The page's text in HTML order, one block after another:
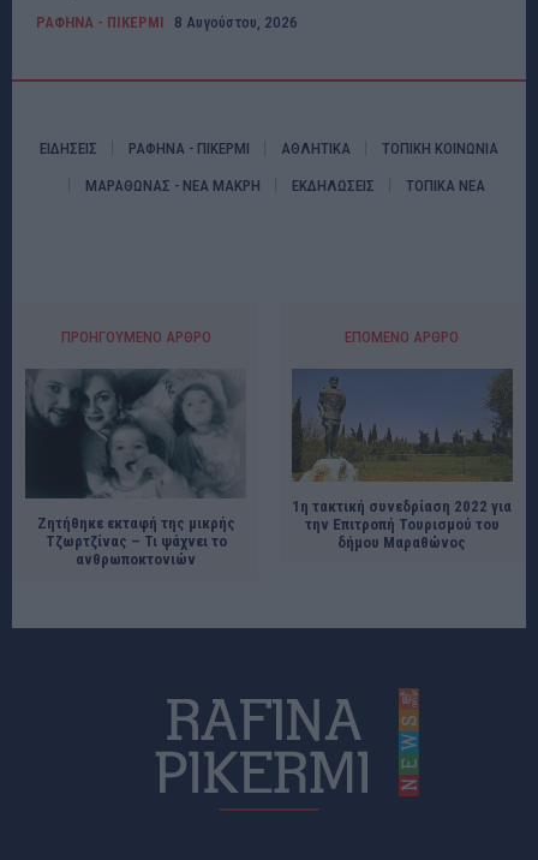
ΡΑΦΗΝΑ - ΠΙΚΕΡΜΙ 8 Αυγούστου, 2026
ΕΙΔΗΣΕΙΣ ΡΑΦΗΝΑ - ΠΙΚΕΡΜΙ ΑΘΛΗΤΙΚΑ ΤΟΠΙΚΗ ΚΟΙΝΩΝΙΑ
ΜΑΡΑΘΩΝΑΣ - ΝΕΑ ΜΑΚΡΗ ΕΚΔΗΛΩΣΕΙΣ ΤΟΠΙΚΑ ΝΕΑ
ΠΡΟΗΓΟΎΜΕΝΟ ΆΡΘΡΟ
Ζητήθηκε εκταφή της μικρής
Τζωρτζίνας – Τι ψάχνει το
ανθρωποκτονιών
ΕΠΌΜΕΝΟ ΆΡΘΡΟ
1η τακτική συνεδρίαση 2022 για
την Επιτροπή Τουρισμού του
δήμου Μαραθώνος